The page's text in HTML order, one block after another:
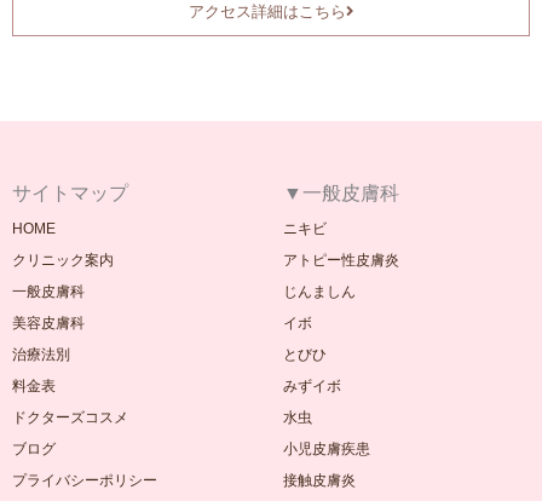
アクセス詳細はこちら
サイトマップ
HOME
クリニック案内
一般皮膚科
美容皮膚科
治療法別
料金表
ドクターズコスメ
ブログ
プライバシーポリシー
▼一般皮膚科
ニキビ
アトピー性皮膚炎
じんましん
イボ
とびひ
みずイボ
水虫
小児皮膚疾患
接触皮膚炎